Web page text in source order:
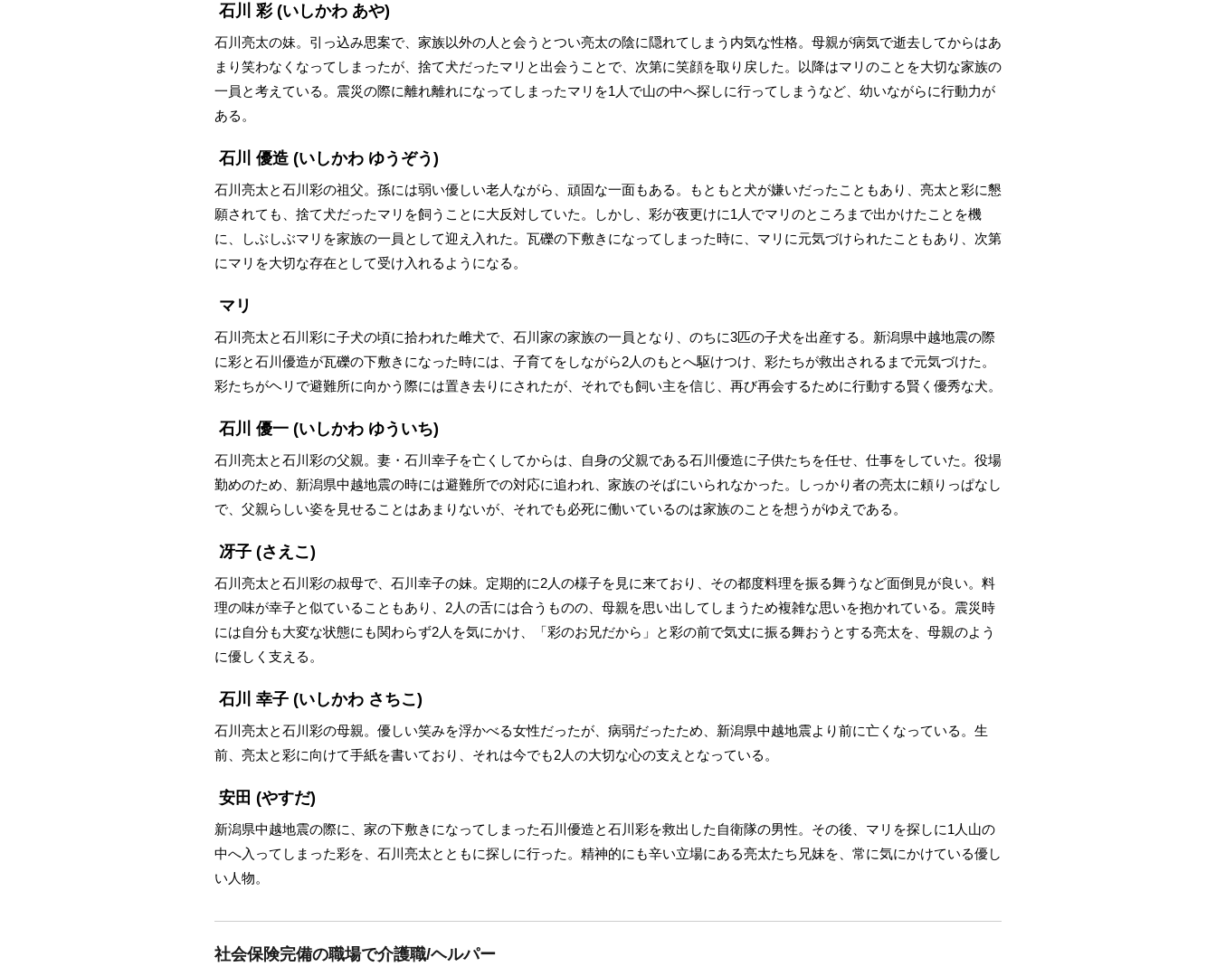
石川 彩(いしかわ あや)
石川亮太の妹。引っ込み思案で、家族以外の人と会うとつい亮太の陰に隠れてしまう内気な性格。母親が病気で逝去してからはあ
まり笑わなくなってしまったが、捨て犬だったマリと出会うことで、次第に笑顔を取り戻した。以降はマリのことを大切な家族の
一員と考えている。震災の際に離れ離れになってしまったマリを1人で山の中へ探しに行ってしまうなど、幼いながらに行動力が
ある。
石川 優造 (いしかわ ゆうぞう)
石川亮太と石川彩の祖父。孫には弱い優しい老人ながら、頑固な一面もある。もともと犬が嫌いだったこともあり、亮太と彩に懇
願されても、捨て犬だったマリを飼うことに大反対していた。しかし、彩が夜更けに1人でマリのところまで出かけたことを機
に、しぶしぶマリを家族の一員として迎え入れた。瓦礫の下敷きになってしまった時に、マリに元気づけられたこともあり、次第
にマリを大切な存在として受け入れるようになる。
マリ
石川亮太と石川彩に子犬の頃に拾われた雌犬で、石川家の家族の一員となり、のちに3匹の子犬を出産する。新潟県中越地震の際
に彩と石川優造が瓦礫の下敷きになった時には、子育てをしながら2人のもとへ駆けつけ、彩たちが救出されるまで元気づけた。
彩たちがヘリで避難所に向かう際には置き去りにされたが、それでも飼い主を信じ、再び再会するために行動する賢く優秀な犬。
石川 優一 (いしかわ ゆういち)
石川亮太と石川彩の父親。妻・石川幸子を亡くしてからは、自身の父親である石川優造に子供たちを任せ、仕事をしていた。役場
勤めのため、新潟県中越地震の時には避難所での対応に追われ、家族のそばにいられなかった。しっかり者の亮太に頼りっぱなし
で、父親らしい姿を見せることはあまりないが、それでも必死に働いているのは家族のことを想うがゆえである。
冴子 (さえこ)
石川亮太と石川彩の叔母で、石川幸子の妹。定期的に2人の様子を見に来ており、その都度料理を振る舞うなど面倒見が良い。料
理の味が幸子と似ていることもあり、2人の舌には合うものの、母親を思い出してしまうため複雑な思いを抱かれている。震災時
には自分も大変な状態にも関わらず2人を気にかけ、「彩のお兄だから」と彩の前で気丈に振る舞おうとする亮太を、母親のよう
に優しく支える。
石川 幸子 (いしかわ さちこ)
石川亮太と石川彩の母親。優しい笑みを浮かべる女性だったが、病弱だったため、新潟県中越地震より前に亡くなっている。生
前、亮太と彩に向けて手紙を書いており、それは今でも2人の大切な心の支えとなっている。
安田 (やすだ)
新潟県中越地震の際に、家の下敷きになってしまった石川優造と石川彩を救出した自衛隊の男性。その後、マリを探しに1人山の
中へ入ってしまった彩を、石川亮太とともに探しに行った。精神的にも辛い立場にある亮太たち兄妹を、常に気にかけている優し
い人物。
社会保険完備の職場で介護職/ヘルパー